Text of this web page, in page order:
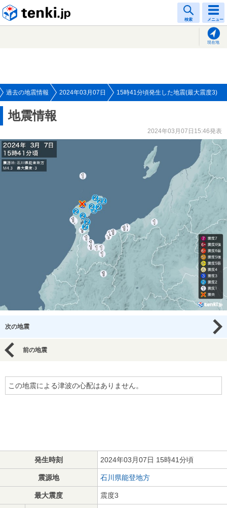
検索 メニュー
現在地
過去の地震情報 2024年03月07日 15時41分頃発生した地震(最大震度3)
地震情報
2024年03月07日15:46発表
次の地震
前の地震
この地震による津波の心配はありません。
発生時刻 2024年03月07日 15時41分頃
震源地 石川県能登地方
最大震度 震度3